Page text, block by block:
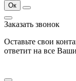
Ок
Заказать звонок
Оставьте свои
ответит на все